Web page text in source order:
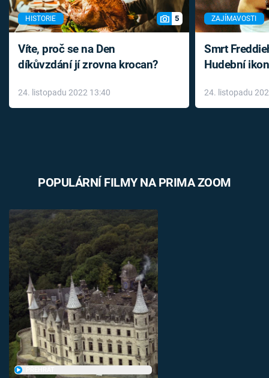
HISTORIE 5
Víte, proč se na Den
díkůvzdání jí zrovna krocan?
24. listopadu 2022 13:40
ZAJÍMAVOSTI
Smrt
Hudební
léky
24. listopadu
POPULÁRNÍ FILMY NA PRIMA ZOOM